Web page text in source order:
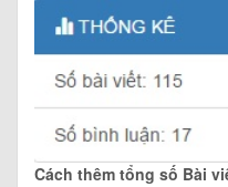
Cách thêm tổng số Bài